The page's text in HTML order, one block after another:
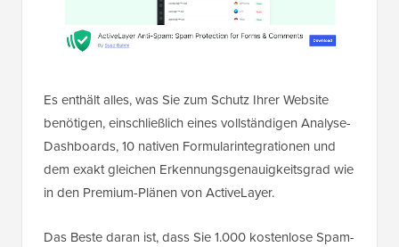
Es enthält alles, was Sie zum Schutz Ihrer Website
benötigen, einschließlich eines vollständigen Analyse-
Dashboards, 10 nativen Formularintegrationen und
dem exakt gleichen Erkennungsgenauigkeitsgrad wie
in den Premium-Plänen von ActiveLayer.
Das Beste daran ist, dass Sie 1.000 kostenlose Spam-